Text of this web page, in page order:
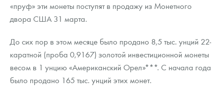
«пруф» эти монеты поступят в продажу из Монетного
двора США 31 марта.
До сих пор в этом месяце было продано 8,5 тыс. унций 22-
каратной (проба 0,9167) золотой инвестиционной монеты
весом в 1 унцию «Американский Орел»***. С начала года
было продано 165 тыс. унций этих монет.